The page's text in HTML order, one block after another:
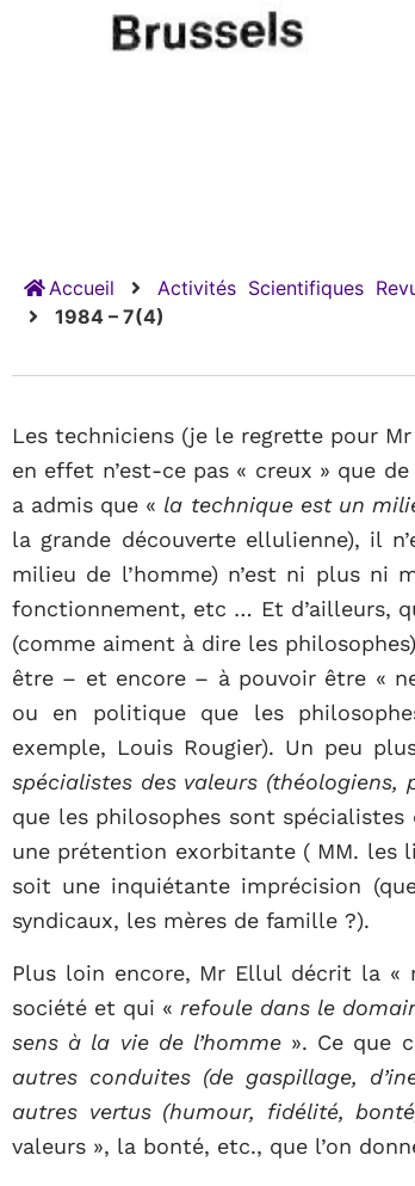
Accueil Activités Scientifiques
1984 – 7(4)
Les techniciens (je le regrette pour
en effet n’est-ce pas « creux » que
a admis que « la technique est un
la grande découverte ellulienne), il
milieu de l’homme) n’est ni plus ni
fonctionnement, etc … Et d’ailleurs,
(comme aiment à dire les
être – et encore – à pouvoir être «
ou en politique que les
exemple, Louis Rougier). Un peu
spécialistes des valeurs (théologiens,
que les philosophes sont
une prétention exorbitante ( MM. les
soit une inquiétante imprécision
syndicaux, les mères de famille ?).
Plus loin encore, Mr Ellul décrit la «
société et qui « refoule dans le
sens à la vie de l’homme». Ce que
autres conduites (de gaspillage,
autres vertus (humour, fidélité,
valeurs », la bonté, etc., que l’on